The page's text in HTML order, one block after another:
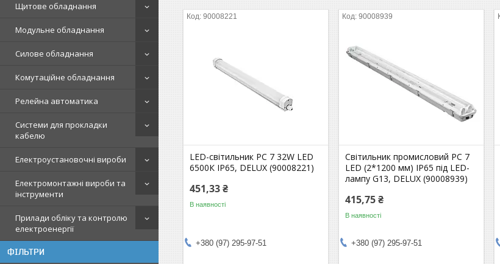
Щитове обладнання
Модульне обладнання
Силове обладнання
Комутаційне обладнання
Релейна автоматика
Системи для прокладки
кабелю
Електроустановочні вироби
Електромонтажні вироби та
інструменти
Прилади обліку та контролю
електроенергії
ФІЛЬТРИ
90008221
LED-світильник PC 7 32W LED
6500К IP65, DELUX (90008221)
451,33 ₴
В наявності
+380 (97) 295-97-51
90008939
Світильник промисловий PC 7
LED (2*1200 мм) IP65 під LED-
лампу G13, DELUX (90008939)
415,75 ₴
В наявності
+380 (97) 295-97-51